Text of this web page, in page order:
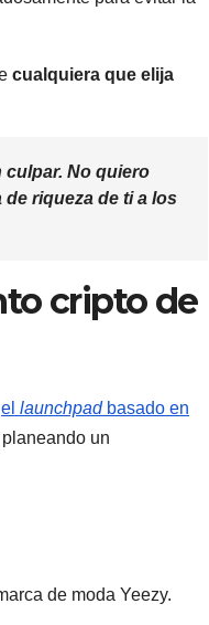
cualquiera que elija
culpar. No quiero
riqueza de ti a los
cripto de
el launchpadbasado en
un
de moda Yeezy.